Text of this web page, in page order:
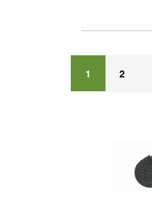
1 2